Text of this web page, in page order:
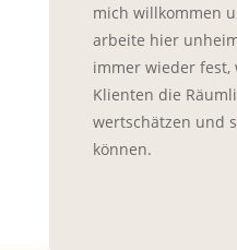
mich willkommen
arbeite hier
immer wieder fest,
Klienten die
wertschätzen und
können.